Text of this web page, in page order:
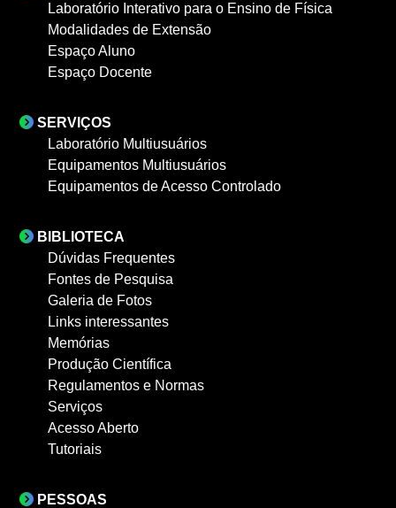
Laboratório Interativo para o Ensino de Física
Modalidades de Extensão
Espaço Aluno
Espaço Docente
SERVIÇOS
Laboratório Multiusuários
Equipamentos Multiusuários
Equipamentos de Acesso Controlado
BIBLIOTECA
Dúvidas Frequentes
Fontes de Pesquisa
Galeria de Fotos
Links interessantes
Memórias
Produção Científica
Regulamentos e Normas
Serviços
Acesso Aberto
Tutoriais
PESSOAS